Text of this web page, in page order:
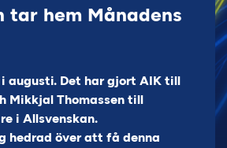
tar hem Månadens
i augusti. Det har gjort AIK till
Mikkjal Thomassen till
i Allsvenskan.
hedrad över att få denna